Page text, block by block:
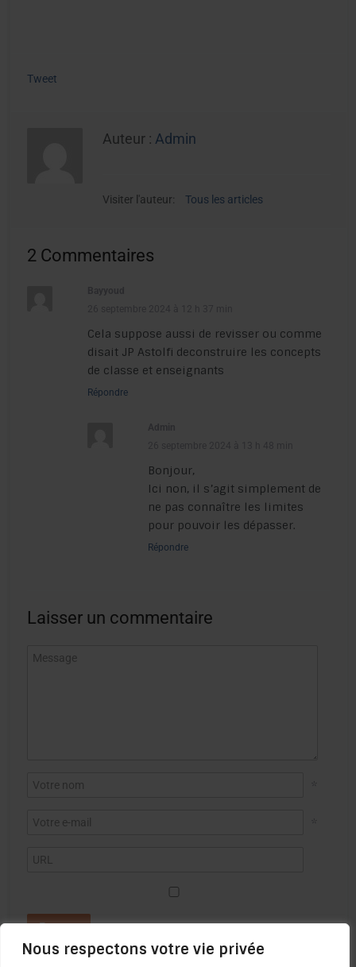
Nous respectons votre vie privée
Tweet
Auteur :Admin
Visiter l'auteur: Tous les articles
2 Commentaires
Cela suppose aussi de revisser ou comme
disait JP Astolfi deconstruire les concepts
de classe et enseignants
Répondre
Bonjour,
Ici non, il s’agit simplement de
ne pas connaître les limites
pour pouvoir les dépasser.
Répondre
Laisser un commentaire